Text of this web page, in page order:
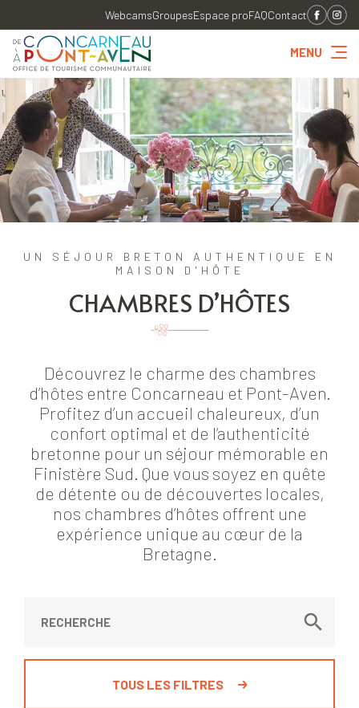
WebcamsGroupesEspace proFAQContact
MENU
UN SÉJOUR BRETON AUTHENTIQUE EN
MAISON D'HÔTE
CHAMBRES D’HÔTES
Découvrez le charme des chambres
d’hôtes entre Concarneau et Pont-Aven.
Profitez d’un accueil chaleureux, d’un
confort optimal et de l’authenticité
bretonne pour un séjour mémorable en
Finistère Sud. Que vous soyez en quête
de détente ou de découvertes locales,
nos chambres d’hôtes offrent une
expérience unique au cœur de la
Bretagne.
TOUS LES FILTRES